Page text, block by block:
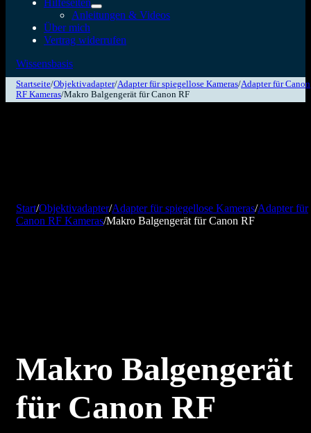
Hilfeseiten
Anleitungen & Videos
Über mich
Vertrag widerrufen
Wissensbasis
Startseite/Objektivadapter/Adapter für spiegellose Kameras/Adapter für Canon
RF Kameras/Makro Balgengerät für Canon RF
Start/Objektivadapter/Adapter für spiegellose Kameras/Adapter für
Canon RF Kameras/Makro Balgengerät für Canon RF
Makro Balgengerät
für Canon RF